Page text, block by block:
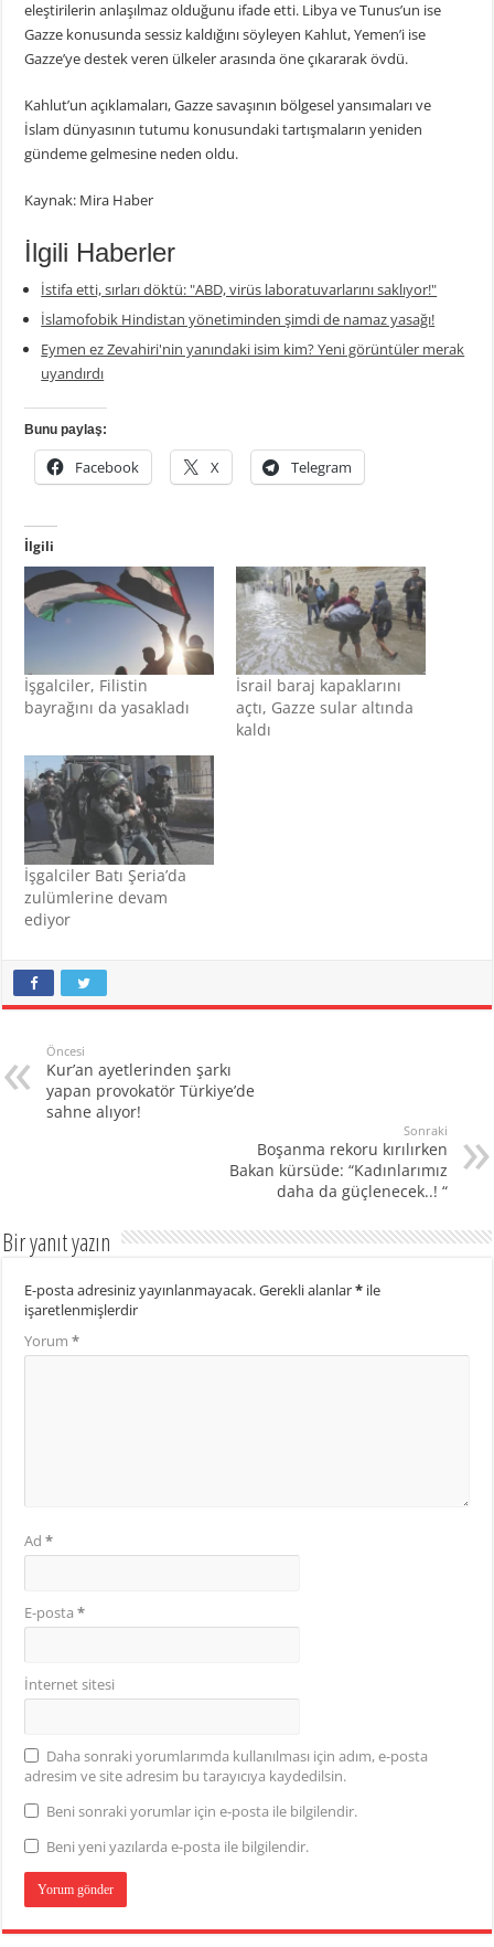
eleştirilerin anlaşılmaz olduğunu ifade etti. Libya ve Tunus’un ise
Gazze konusunda sessiz kaldığını söyleyen Kahlut, Yemen’i ise
Gazze’ye destek veren ülkeler arasında öne çıkararak övdü.
Kahlut’un açıklamaları, Gazze savaşının bölgesel yansımaları ve
İslam dünyasının tutumu konusundaki tartışmaların yeniden
gündeme gelmesine neden oldu.
Kaynak: Mira Haber
İlgili Haberler
İstifa etti, sırları döktü: "ABD, virüs laboratuvarlarını saklıyor!"
İslamofobik Hindistan yönetiminden şimdi de namaz yasağı!
Eymen ez Zevahiri'nin yanındaki isim kim? Yeni görüntüler merak
uyandırdı
Bunu paylaş:
Facebook X Telegram
İlgili
İşgalciler, Filistin
bayrağını da yasakladı
İsrail baraj kapaklarını
açtı, Gazze sular altında
kaldı
İşgalciler Batı Şeria’da
zulümlerine devam
ediyor
Öncesi
Kur’an ayetlerinden şarkı
yapan provokatör Türkiye’de
sahne alıyor!
Sonraki
Boşanma rekoru kırılırken
Bakan kürsüde: “Kadınlarımız
daha da güçlenecek..! “
Bir yanıt yazın
E-posta adresiniz yayınlanmayacak.Gerekli alanlar* ile
işaretlenmişlerdir
Yorum*
Ad*
E-posta*
İnternet sitesi
Daha sonraki yorumlarımda kullanılması için adım, e-posta
adresim ve site adresim bu tarayıcıya kaydedilsin.
Beni sonraki yorumlar için e-posta ile bilgilendir.
Beni yeni yazılarda e-posta ile bilgilendir.